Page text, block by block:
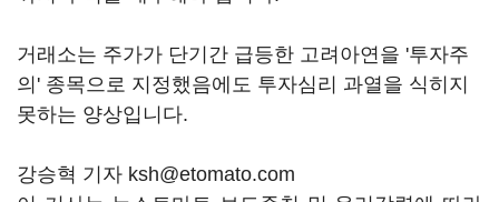
거래소는 주가가 단기간 급등한 고려아연을 '투자주
의' 종목으로 지정했음에도 투자심리 과열을 식히지
못하는 양상입니다.
강승혁 기자 ksh@etomato.com